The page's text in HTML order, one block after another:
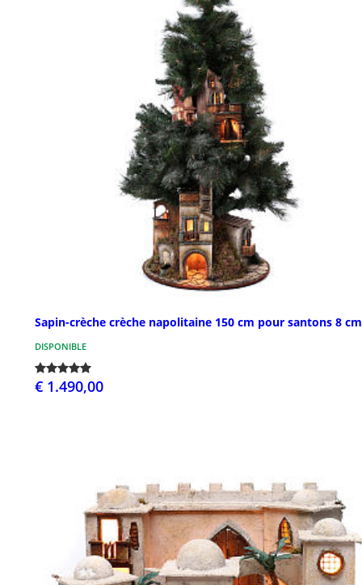
Sapin-crèche crèche napolitaine 150 cm pour santons 8 cm
DISPONIBLE
€ 1.490,00